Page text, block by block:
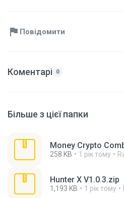
Повідомити
Коментарі 0
Більше з цієї папки
Money Crypto
258 KB 1 рік тому
Hunter X V1.0.3.zip
1,193 KB 1 рік тому